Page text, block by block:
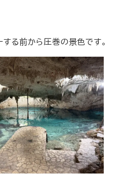
する前から圧巻の景色です。